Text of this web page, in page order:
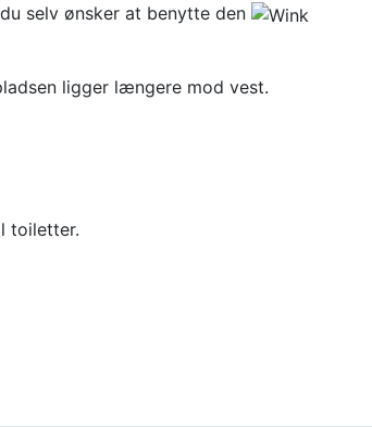
selv ønsker at benytte den
ligger længere mod vest.
toiletter.